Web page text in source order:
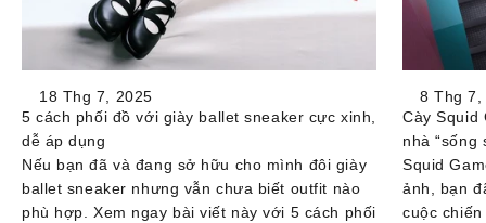
18 Thg 7, 2025
5 cách phối đồ với giày ballet sneaker cực xinh,
dễ áp dụng
Nếu bạn đã và đang sở hữu cho mình đôi giày
ballet sneaker nhưng vẫn chưa biết outfit nào
phù hợp. Xem ngay bài viết này với 5 cách phối
8 Thg 7,
Cày Squid
nhà “sống
Squid
ảnh, bạn
cuộc